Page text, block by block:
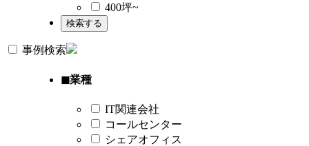
400坪~
事例検索
◼︎業種
IT関連会社
コールセンター
シェアオフィス